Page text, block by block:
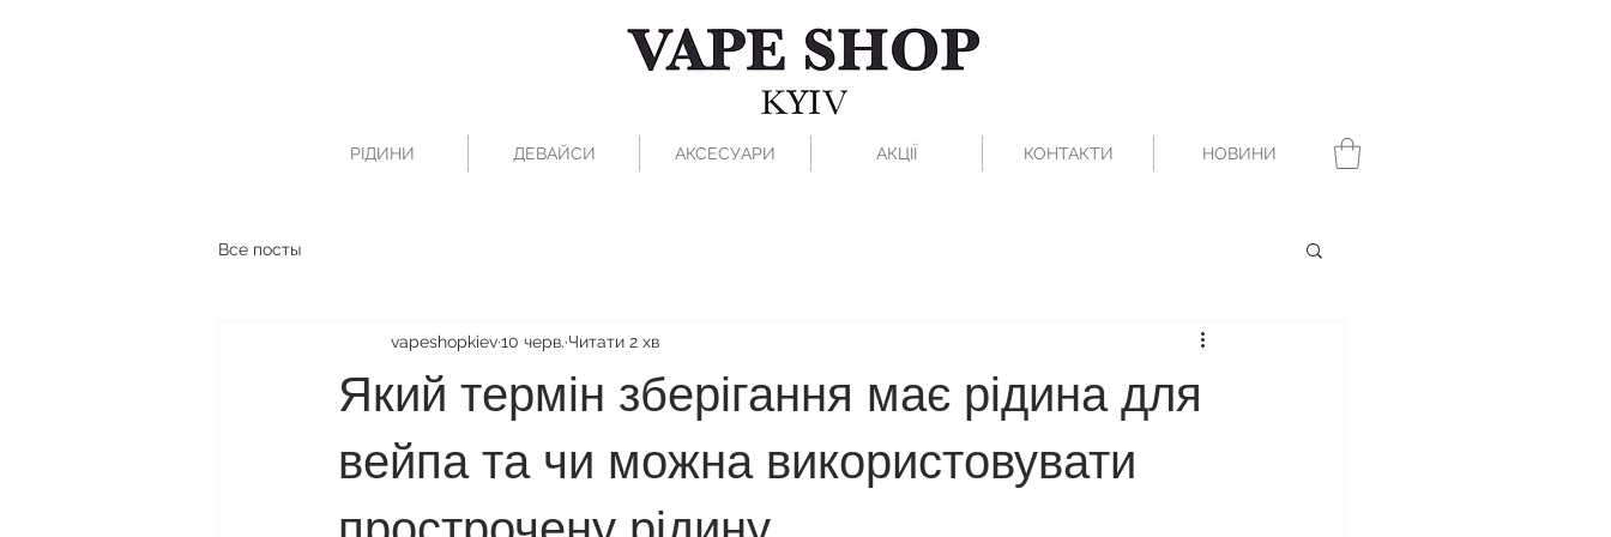
РІДИНИ ДЕВАЙСИ АКСЕСУАРИ АКЦІЇ КОНТАКТИ НОВИНИ
Все посты
Який термін зберігання має рідина для
вейпа та чи можна використовувати
vapeshopkiev10 черв. Читати 2 хв